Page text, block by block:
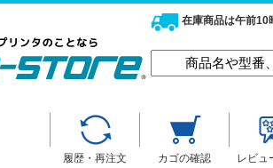
在庫商品は午前10
履歴・再注文 カゴの確認 レビュ